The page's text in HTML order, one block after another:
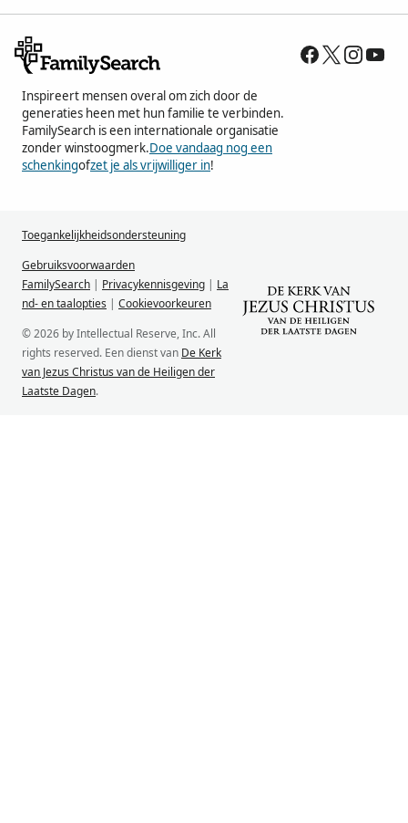
Inspireert mensen overal om zich door de
generaties heen met hun familie te verbinden.
FamilySearch is een internationale organisatie
zonder winstoogmerk.Doe vandaag nog een
schenkingofzet je als vrijwilliger in!
Toegankelijkheidsondersteuning
Gebruiksvoorwaarden
FamilySearch | Privacykennisgeving | La
nd- en taalopties | Cookievoorkeuren
© 2026 by Intellectual Reserve, Inc. All
rights reserved. Een dienst van De Kerk
van Jezus Christus van de Heiligen der
Laatste Dagen.